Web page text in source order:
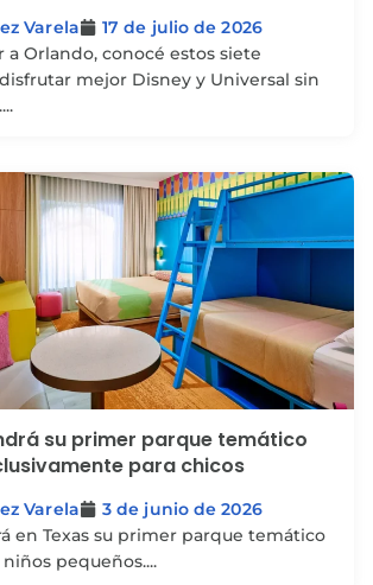
Varela
17 de julio de 2026
a Orlando, conocé estos siete
mejor Disney y Universal sin
su primer parque temático
para chicos
Varela
3 de junio de 2026
en Texas su primer parque temático
pequeños....